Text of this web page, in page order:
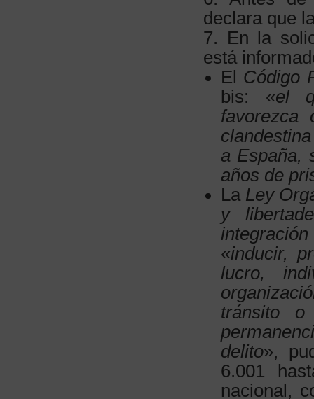
declara que
7. En la
está
El Código
bis: «el
a España,
años de
La Ley
y
«inducir,
lucro,
tránsito
delito»,
6.001
nacional,